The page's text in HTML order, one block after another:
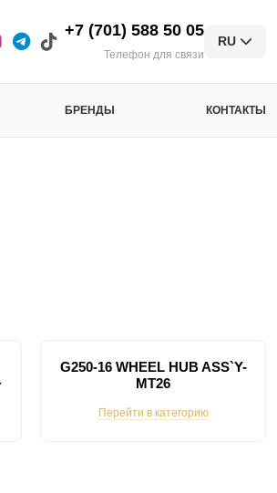
+7 (701) 588 50 05
Телефон для связи
RU
БРЕНДЫ КОНТАКТЫ
G250-16 WHEEL HUB ASS`Y-
MT26
Перейти в категорию